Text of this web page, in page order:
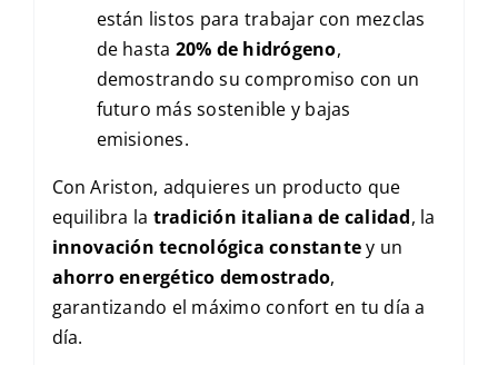
están listos para trabajar con mezclas
de hasta 20% de hidrógeno,
demostrando su compromiso con un
futuro más sostenible y bajas
emisiones.
Con Ariston, adquieres un producto que
equilibra la tradición italiana de calidad, la
innovación tecnológica constantey un
ahorro energético demostrado,
garantizando el máximo confort en tu día a
día.